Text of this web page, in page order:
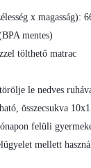
x magasság):
mentes)
tölthető matrac
le nedves
összecsukva
felüli
mellett